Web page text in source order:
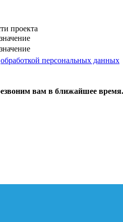
проекта
обработкой персональных данных
вам в ближайшее время.